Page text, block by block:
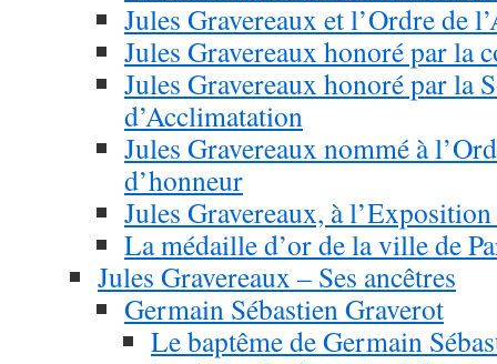
Jules Gravereaux et l’Ordre de
Jules Gravereaux honoré par la
Jules Gravereaux honoré par la
d’Acclimatation
Jules Gravereaux nommé à
d’honneur
Jules Gravereaux, à
La médaille d’or de la ville de
Jules Gravereaux – Ses ancêtres
Germain Sébastien Graverot
Le baptême de Germain